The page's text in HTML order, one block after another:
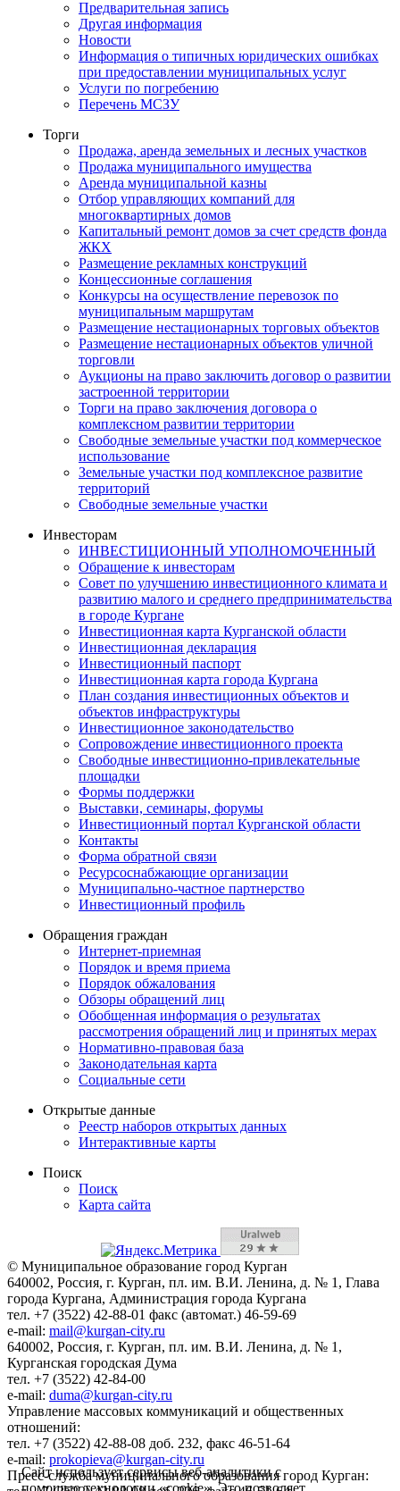
Предварительная запись
Другая информация
Новости
Информация о типичных юридических ошибках
при предоставлении муниципальных услуг
Услуги по погребению
Перечень МСЗУ
Торги
Продажа, аренда земельных и лесных участков
Продажа муниципального имущества
Аренда муниципальной казны
Отбор управляющих компаний для
многоквартирных домов
Капитальный ремонт домов за счет средств фонда
ЖКХ
Размещение рекламных конструкций
Концессионные соглашения
Конкурсы на осуществление перевозок по
муниципальным маршрутам
Размещение нестационарных торговых объектов
Размещение нестационарных объектов уличной
торговли
Аукционы на право заключить договор о развитии
застроенной территории
Торги на право заключения договора о
комплексном развитии территории
Свободные земельные участки под коммерческое
использование
Земельные участки под комплексное развитие
территорий
Свободные земельные участки
Инвесторам
ИНВЕСТИЦИОННЫЙ УПОЛНОМОЧЕННЫЙ
Обращение к инвесторам
Совет по улучшению инвестиционного климата и
развитию малого и среднего предпринимательства
в городе Кургане
Инвестиционная карта Курганской области
Инвестиционная декларация
Инвестиционный паспорт
Инвестиционная карта города Кургана
План создания инвестиционных объектов и
объектов инфраструктуры
Инвестиционное законодательство
Сопровождение инвестиционного проекта
Свободные инвестиционно-привлекательные
площадки
Формы поддержки
Выставки, семинары, форумы
Инвестиционный портал Курганской области
Контакты
Форма обратной связи
Ресурсоснабжающие организации
Муниципально-частное партнерство
Инвестиционный профиль
Обращения граждан
Интернет-приемная
Порядок и время приема
Порядок обжалования
Обзоры обращений лиц
Обобщенная информация о результатах
рассмотрения обращений лиц и принятых мерах
Нормативно-правовая база
Законодательная карта
Социальные сети
Открытые данные
Реестр наборов открытых данных
Интерактивные карты
Поиск
Поиск
Карта сайта
© Муниципальное образование город Курган
640002, Россия, г. Курган, пл. им. В.И. Ленина, д. № 1, Глава
города Кургана, Администрация города Кургана
тел. +7 (3522) 42-88-01 факс (автомат.) 46-59-69
e-mail: mail@kurgan-city.ru
640002, Россия, г. Курган, пл. им. В.И. Ленина, д. № 1,
Курганская городская Дума
тел. +7 (3522) 42-84-00
e-mail: duma@kurgan-city.ru
Управление массовых коммуникаций и общественных
отношений:
тел. +7 (3522) 42-88-08 доб. 232, факс 46-51-64
e-mail: prokopieva@kurgan-city.ru
Пресс-служба муниципального образования город Курган:
Сайт использует сервисы веб-аналитики с
помощью технологии «cookie». Это позволяет